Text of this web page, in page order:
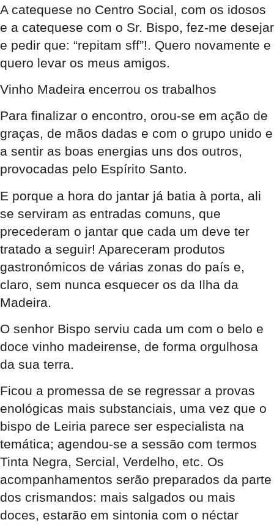
A catequese no Centro Social, com os idosos
e a catequese com o Sr. Bispo, fez-me desejar
e pedir que: “repitam sff”!. Quero novamente e
quero levar os meus amigos.
Vinho Madeira encerrou os trabalhos
Para finalizar o encontro, orou-se em ação de
graças, de mãos dadas e com o grupo unido e
a sentir as boas energias uns dos outros,
provocadas pelo Espírito Santo.
E porque a hora do jantar já batia à porta, ali
se serviram as entradas comuns, que
precederam o jantar que cada um deve ter
tratado a seguir! Apareceram produtos
gastronómicos de várias zonas do país e,
claro, sem nunca esquecer os da Ilha da
Madeira.
O senhor Bispo serviu cada um com o belo e
doce vinho madeirense, de forma orgulhosa
da sua terra.
Ficou a promessa de se regressar a provas
enológicas mais substanciais, uma vez que o
bispo de Leiria parece ser especialista na
temática; agendou-se a sessão com termos
Tinta Negra, Sercial, Verdelho, etc. Os
acompanhamentos serão preparados da parte
dos crismandos: mais salgados ou mais
doces, estarão em sintonia com o néctar